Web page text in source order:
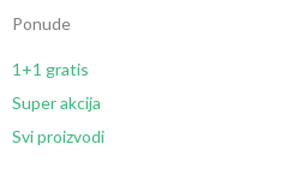
Ponude
1+1 gratis
Super akcija
Svi proizvodi